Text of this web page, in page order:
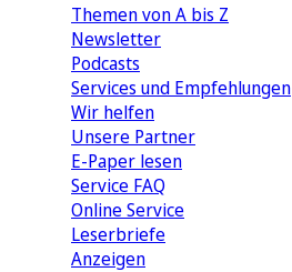
Themen von A bis Z
Newsletter
Podcasts
Services und Empfehlungen
Wir helfen
Unsere Partner
E-Paper lesen
Service FAQ
Online Service
Leserbriefe
Anzeigen